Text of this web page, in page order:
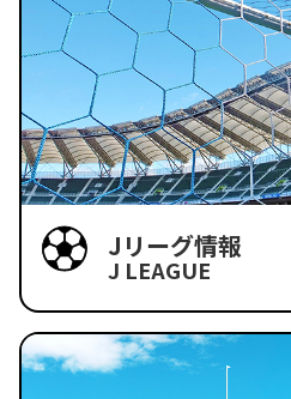
Jリーグ情報
J LEAGUE